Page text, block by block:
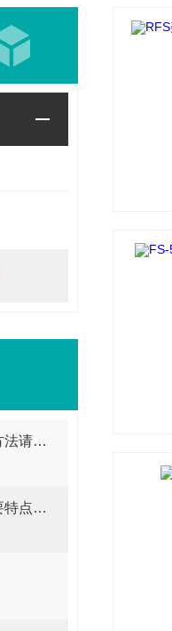
上海横河涡街流量计的安装方法请看本文介绍
横河气体流量计的原理和主要特点介绍